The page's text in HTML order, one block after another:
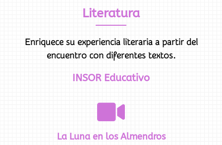
Literatura
Enriquece su experiencia literaria a partir del
encuentro con diferentes textos.
INSOR Educativo
La Luna en los Almendros